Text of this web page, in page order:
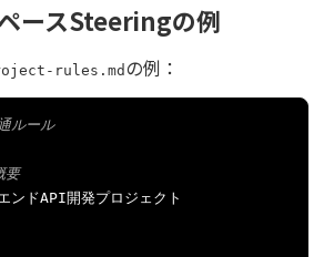
ースSteeringの例
rules.md の例：
ルール
要
ンドAPI開発プロジェクト